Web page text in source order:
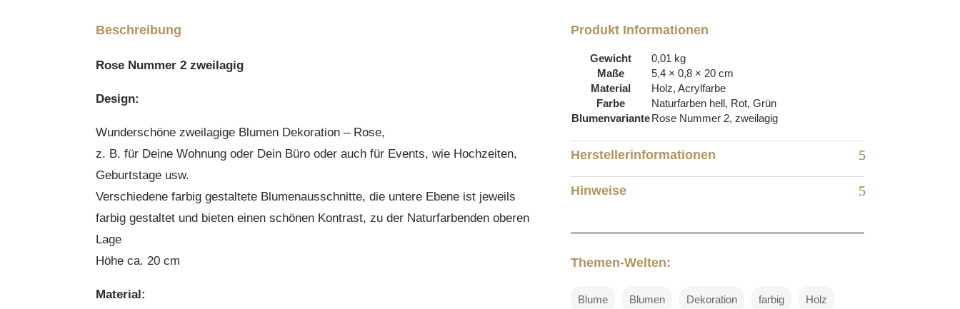
Beschreibung
Rose Nummer 2 zweilagig
Design:
Wunderschöne zweilagige Blumen Dekoration – Rose,
z. B. für Deine Wohnung oder Dein Büro oder auch für Events, wie Hochzeiten,
Geburtstage usw.
Verschiedene farbig gestaltete Blumenausschnitte, die untere Ebene ist jeweils
farbig gestaltet und bieten einen schönen Kontrast, zu der Naturfarbenden oberen
Lage
Höhe ca. 20 cm
Material:
Produkt Informationen
Gewicht
0,01 kg
Maße
5,4 × 0,8 × 20 cm
Material
Holz, Acrylfarbe
Farbe
Naturfarben hell, Rot, Grün
BlumenvarianteRose Nummer 2, zweilagig
Herstellerinformationen
Hinweise
Themen-Welten:
Blume Blumen Dekoration farbig Holz